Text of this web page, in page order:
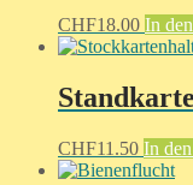
CHF18.00 In
CHF11.50 In